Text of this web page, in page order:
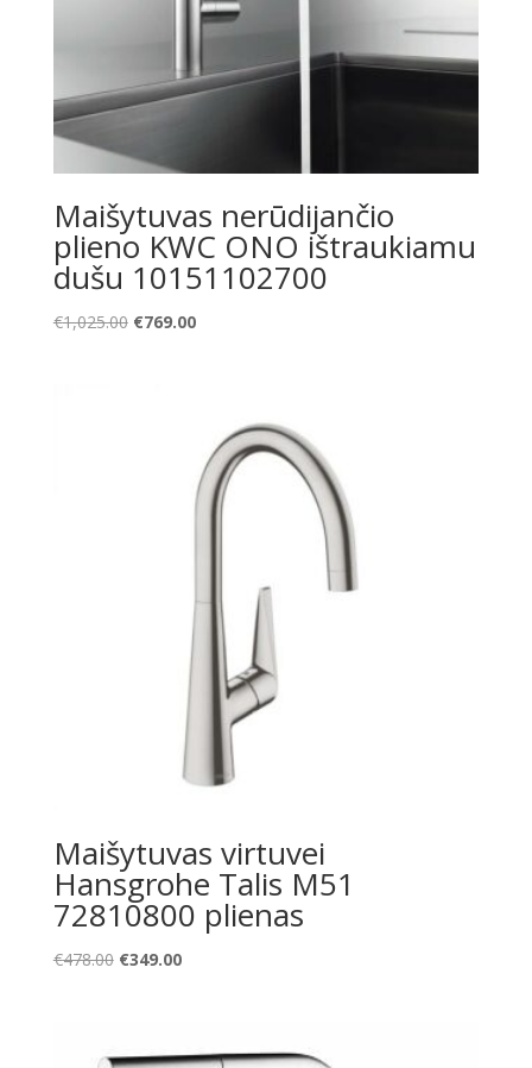
Maišytuvas nerūdijančio
plieno KWC ONO ištraukiamu
dušu 10151102700
€1,025.00 Original
€769.00Current
Maišytuvas virtuvei
Hansgrohe Talis M51
72810800 plienas
€478.00 Original
€349.00Current